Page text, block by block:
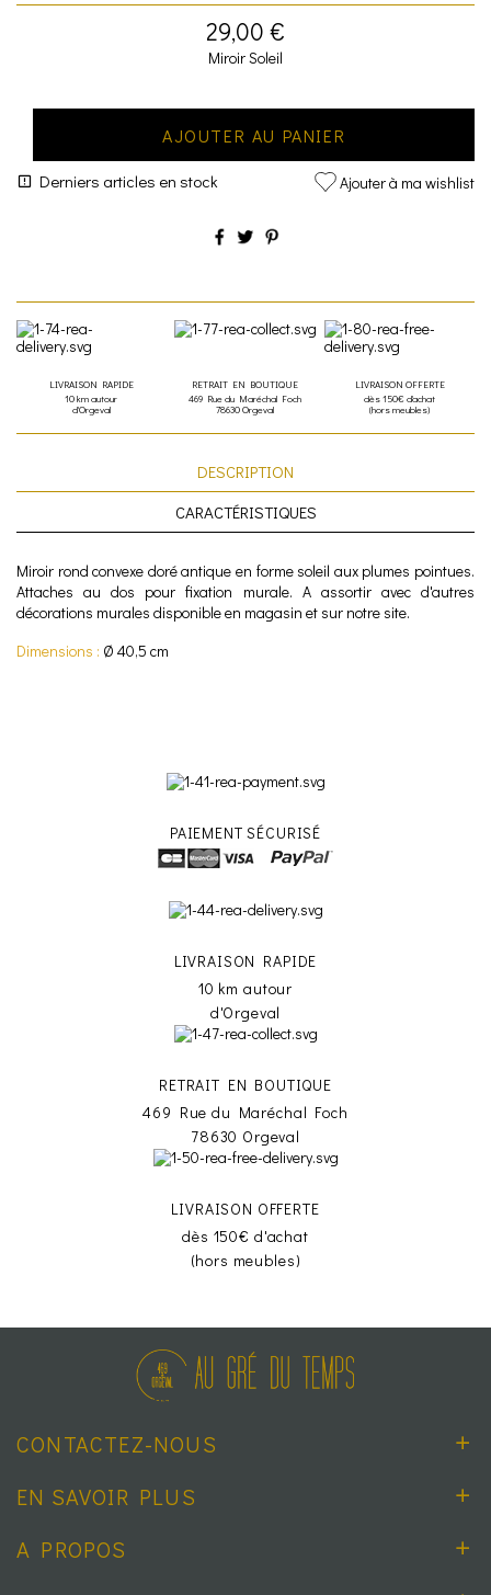
29,00 €
Miroir Soleil
AJOUTER AU PANIER
Derniers articles en stock Ajouter à ma wishlist
LIVRAISON RAPIDE
10 km autour
d'Orgeval
RETRAIT EN BOUTIQUE
469 Rue du Maréchal Foch
78630 Orgeval
LIVRAISON OFFERTE
dès 150€ d'achat
(hors meubles)
DESCRIPTION
CARACTÉRISTIQUES
Miroir rond convexe doré antique en forme soleil aux plumes pointues.
Attaches au dos pour fixation murale. A assortir avec d'autres
décorations murales disponible en magasin et sur notre site.
Dimensions : Ø 40,5 cm
PAIEMENT SÉCURISÉ
LIVRAISON RAPIDE
10 km autour
d'Orgeval
RETRAIT EN BOUTIQUE
469 Rue du Maréchal Foch
78630 Orgeval
LIVRAISON OFFERTE
dès 150€ d'achat
(hors meubles)
CONTACTEZ-NOUS
EN SAVOIR PLUS
A PROPOS